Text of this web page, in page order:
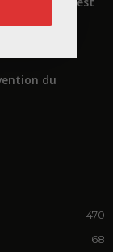
du
470
68